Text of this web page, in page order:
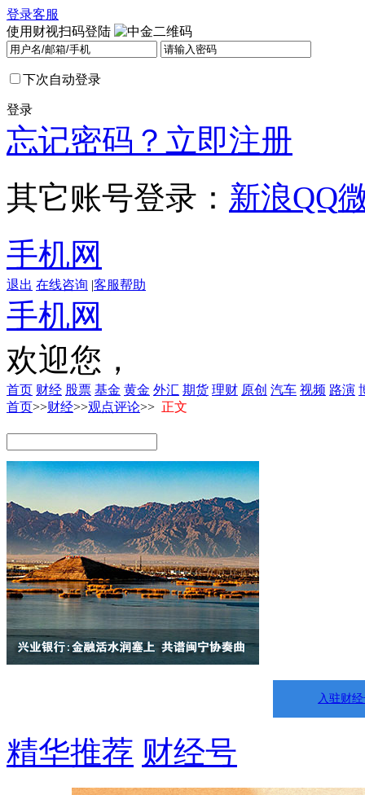
登录客服
使用财视扫码登陆
下次自动登录
登录
忘记密码？ 立即注册
其它账号登录： 新浪QQ
手机网
退出 在线咨询 |客服帮助
手机网
欢迎您，
首页 财经 股票 基金 黄金 外汇 期货 理财 原创 汽车 视频 路演
首页>>财经>>观点评论>> 正文
入驻财
精华推荐 财经号